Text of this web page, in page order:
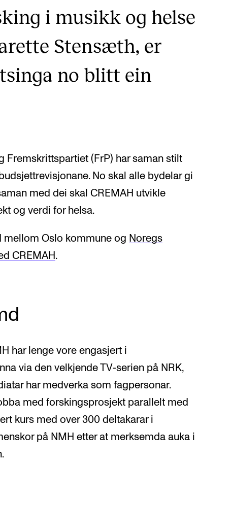
i musikk og helse
Stensæth, er
no blitt ein
Fremskrittspartiet (FrP) har saman stilt
No skal alle bydelar gi
med dei skal CREMAH utvikle
og verdi for helsa.
mellom Oslo kommune og Noregs
CREMAH.
har lenge vore engasjert i
via den velkjende TV-serien på NRK,
har medverka som fagpersonar.
med forskingsprosjekt parallelt med
kurs med over 300 deltakarar i
på NMH etter at merksemda auka i